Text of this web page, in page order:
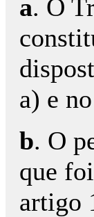
a. O
a) e
b. O
que
artigo